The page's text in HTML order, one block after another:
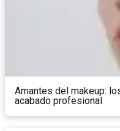
Amantes del makeup:
acabado profesional